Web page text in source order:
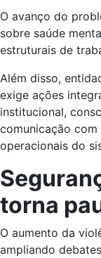
O avanço do
sobre saúde
estruturais de
Além disso,
exige ações
institucional,
comunicação
operacionais do
torna
O aumento da
ampliando